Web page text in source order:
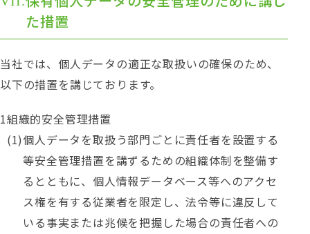
た措置
当社では、個人データの適正な取扱いの確保のため、
以下の措置を講じております。
組織的安全管理措置
個人データを取扱う部門ごとに責任者を設置する
等安全管理措置を講ずるための組織体制を整備す
るとともに、個人情報データベース等へのアクセ
ス権を有する従業者を限定し、法令等に違反して
いる事実または兆候を把握した場合の責任者への